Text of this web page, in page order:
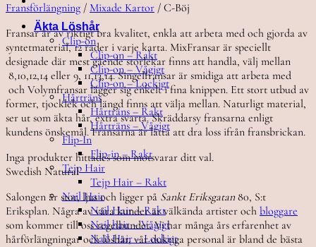
Äkta Löshår
Clip-on
Clip-on – Rakt
Clip-on – Vågigt
Clip-on – Lockigt
Hårträns
Hårträns – Rakt
Hårträns – Vågigt
Flip-In
Flip-in – Rakt
Tejp Hair
Tejp Hair – Rakt
Nail Hair
Nail Hair – Rakt
Nail hair – Vågigt
Nail Hair – Lockigt
Fransförlängning / Mixade Kartor / C-Böj
Fransar är av riktigt bra kvalitet, enkla att arbeta med och gjorda av
syntetmaterial, 12 rader i varje karta. MixFransar är speciellt
designade där mest gående storlekar finns att handla, välj mellan
8,10,12,14 eller 9, 11,13,14. Singelfransar är smidiga att arbeta med
och Volymfransar lägger sig enkelt i fina knippen. Ett stort utbud av
former, tjocklek och längd finns att välja mellan. Naturligt material,
ser ut som äkta hår, extra svarta. Skräddarsy fransarna enligt
kundens önskemål. Fransarna är lätta att dra loss ifrån fransbrickan.
Inga produkter hittades som motsvarar ditt val.
Swedish Natural
Salongen är stor, ljus och ligger på Sankt Eriksgatan 80, S:t
Eriksplan. Några av våra kunder är välkända artister och bloggare
som kommer till oss regelbundet. Vi har många års erfarenhet av
hårförlängningar och löshår, vår duktiga personal är bland de bästa